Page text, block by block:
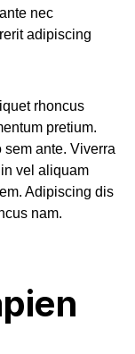
nec
adipiscing
rhoncus
pretium.
ante. Viverra
vel aliquam
Adipiscing dis
nam.